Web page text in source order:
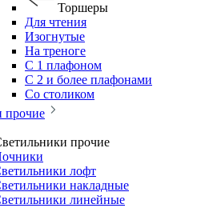
Торшеры
Для чтения
Изогнутые
На треноге
С 1 плафоном
С 2 и более плафонами
Со столиком
прочие
прочие
лофт
накладные
линейные